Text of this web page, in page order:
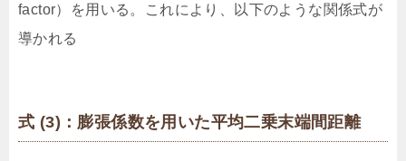
factor）を用いる。これにより、以下のような関係式が
導かれる
式 (3)：膨張係数を用いた平均二乗末端間距離